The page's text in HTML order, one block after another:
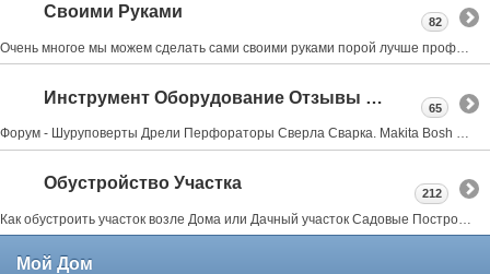
Своими Руками
82
Инструмент Оборудование Отзывы Советы
Форум - Шуруповерты Дрели Перфораторы Сверла Сварка. Makita Bosh Metabo Skil Интерскол Тошиба Stihl
65
Обустройство Участка
Как обустроить участок возле Дома или Дачный участок Садовые Постройки Заборы Веранды Террасы Бассейны Бани Мангалы всё тут
212
Мой Дом